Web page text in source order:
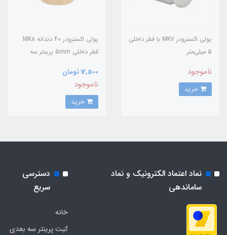
پولی اکسترودر MK7 با قطر داخلی
5 میلی‌متر
ناموجود
پولی اکسترودر 40 دندانه MK8
قطر داخلی 5mm پرینتر سه
12,500 تومان
ناموجود
نماد اعتماد الکترونیک و نماد
ساماندهی
دسترسی
سریع
خانه
کیت پرینتر سه بعدی